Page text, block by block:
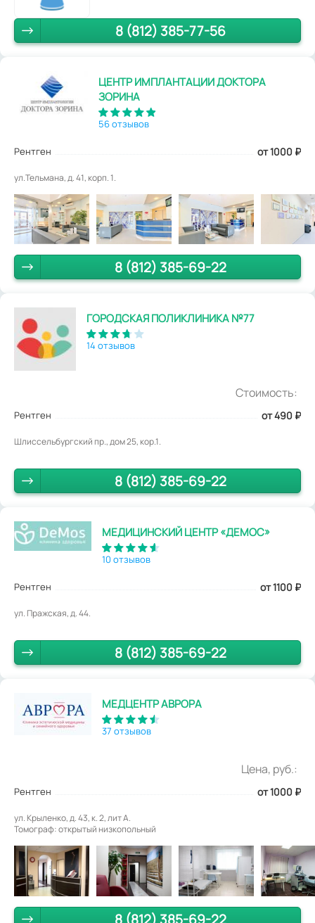
8 (812) 385-77-56
ЦЕНТР ИМПЛАНТАЦИИ ДОКТОРА
ЗОРИНА
56 отзывов
Рентген от 1000 ₽
ул.Тельмана, д. 41, корп. 1.
8 (812) 385-69-22
ГОРОДСКАЯ ПОЛИКЛИНИКА №77
14 отзывов
Стоимость:
Рентген от 490 ₽
Шлиссельбургский пр., дом 25, кор.1.
8 (812) 385-69-22
МЕДИЦИНСКИЙ ЦЕНТР «ДЕМОС»
10 отзывов
Рентген от 1100 ₽
ул. Пражская, д. 44.
8 (812) 385-69-22
МЕДЦЕНТР АВРОРА
37 отзывов
Цена, руб.:
Рентген от 1000 ₽
ул. Крыленко, д. 43, к. 2, лит А.
Томограф: открытый низкопольный
8 (812) 385-69-22